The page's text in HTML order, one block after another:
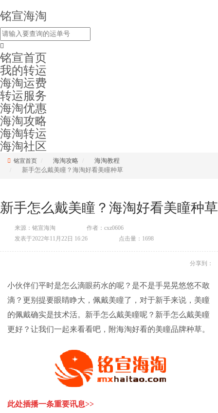
铭宣海淘
铭宣首页
我的转运
海淘运费
转运服务
海淘优惠
海淘攻略
海淘转运
海淘社区
铭宣首页 海淘攻略
海淘教程
新手怎么戴美瞳？海淘好看美瞳种草
新手怎么戴美瞳？海淘好看美瞳种草
来源：铭宣海淘
作者：cxz0606
发表于2022年11月22日 16:26
点击量：1698
分享到：
小伙伴们平时是怎么滴眼药水的呢？是不是手晃晃悠悠不敢
滴？更别提要眼睛睁大，佩戴美瞳了，对于新手来说，美瞳
的佩戴确实是技术活。新手怎么戴美瞳呢？新手怎么戴美瞳
更好？让我们一起来看看吧，附海淘好看的美瞳品牌种草。
此处插播一条重要讯息>>